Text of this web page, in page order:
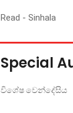
Read - Sinhala
Special
විශේෂ වෙන්දේසිය